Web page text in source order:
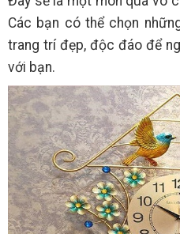
Các bạn có thể chọn
trang trí đẹp, độc đáo để
với bạn.